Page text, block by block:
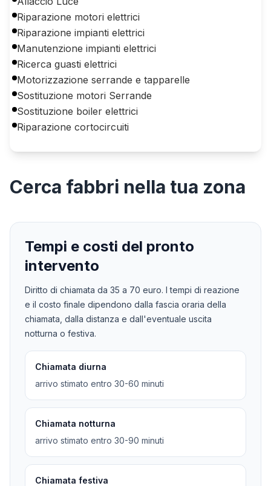
Riparazione motori elettrici
Riparazione impianti elettrici
Manutenzione impianti elettrici
Ricerca guasti elettrici
Motorizzazione serrande e tapparelle
Sostituzione motori Serrande
Sostituzione boiler elettrici
Riparazione cortocircuiti
Cerca fabbri nella tua zona
Tempi e costi del pronto
intervento
Diritto di chiamata da 35 a 70 euro. I tempi di reazione
e il costo finale dipendono dalla fascia oraria della
chiamata, dalla distanza e dall'eventuale uscita
notturna o festiva.
Chiamata diurna
arrivo stimato entro 30-60 minuti
Chiamata notturna
arrivo stimato entro 30-90 minuti
Chiamata festiva